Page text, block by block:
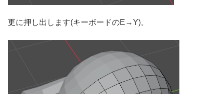
更に押し出します(キーボードのE→Y)。